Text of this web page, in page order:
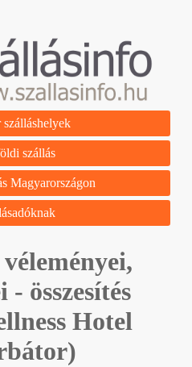
szállás
Magyarországon
- összesítés
Hotel